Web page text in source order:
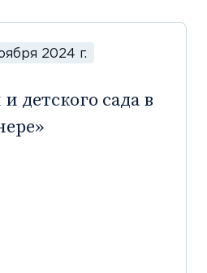
2024 г.
детского сада в